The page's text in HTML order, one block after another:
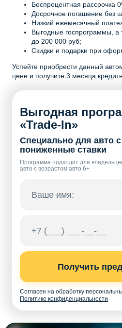
Беспроцентная рассрочка
Досрочное погашение без
Низкий ежемесячный
Выгодные госпрограммы, а
до 200 000 руб;
Скидки и подарки при
Успейте приобрести данный
цене и получите 3 месяца
Выгодная
«Trade-In»
Специально для авто
пониженные ставки
Программа подходит для
авто с возрастом авто 6+
Получить
Согласен на обработку
Политике конфиденциальности